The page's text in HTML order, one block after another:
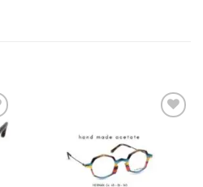
Add to
wishlist